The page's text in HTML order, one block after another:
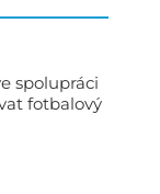
spolupráci
fotbalový